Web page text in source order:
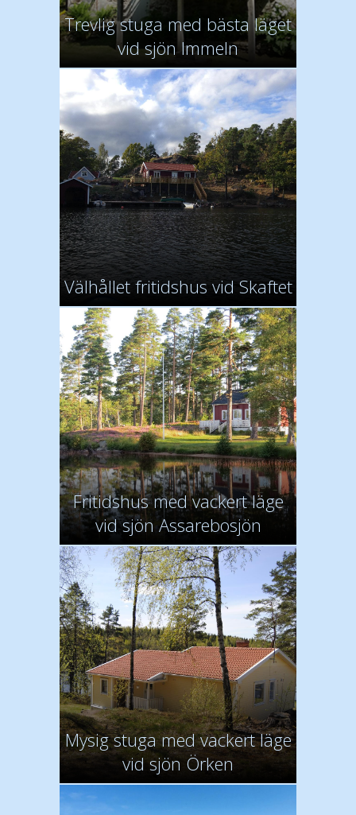
Trevlig stuga med bästa läget
vid sjön Immeln
Välhållet fritidshus vid Skaftet
Fritidshus med vackert läge
vid sjön Assarebosjön
Mysig stuga med vackert läge
vid sjön Örken